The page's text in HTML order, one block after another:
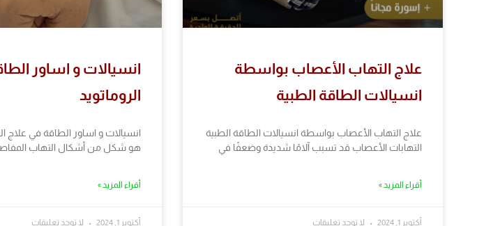
علاج التهاب الأعصاب بواسطة
انسيالات الطاقة الطبية
علاج التهاب الأعصاب بواسطة انسيالات الطاقة الطبية
التهابات الأعصاب قد تسبب آلامًا شديدة وضعفًا في
أقراء المزيد »
أكتوبر 1, 2024 لا توجد تعليقات
انسيالات و اساور
الروماتويد
انسيالات و اساور الطاقة في علاج
هو شكل من أشكال التهاب
أقراء المزيد »
أكتوبر 1, 2024 لا توجد تعليقات